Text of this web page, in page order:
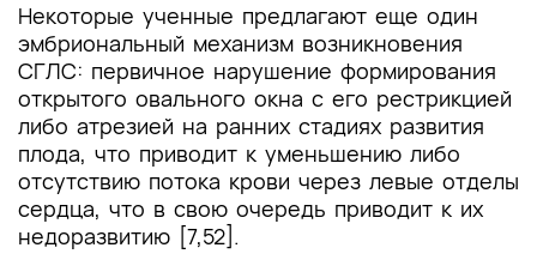
Некоторые ученные предлагают еще один
эмбриональный механизм возникновения
СГЛС: первичное нарушение формирования
открытого овального окна с его рестрикцией
либо атрезией на ранних стадиях развития
плода, что приводит к уменьшению либо
отсутствию потока крови через левые отделы
сердца, что в свою очередь приводит к их
недоразвитию [7,52].